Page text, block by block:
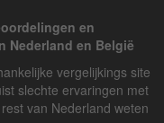
en
Nederland en België
vergelijkings site
slechte ervaringen met
van Nederland weten